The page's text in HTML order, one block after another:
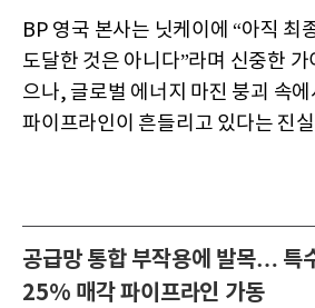
BP 영국 본사는 닛케이에 “아직 최
도달한 것은 아니다”라며 신중한
으나, 글로벌 에너지 마진 붕괴 속
파이프라인이 흔들리고 있다는 진
공급망 통합 부작용에 발목… 특
25% 매각 파이프라인 가동